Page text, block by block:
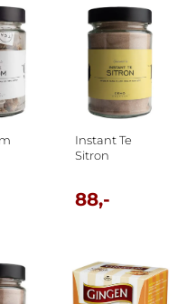
Instant Te
Sitron
88,-